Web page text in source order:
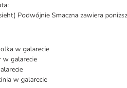
Podwójnie Smaczna zawiera
w galarecie
w galarecie
w galarecie